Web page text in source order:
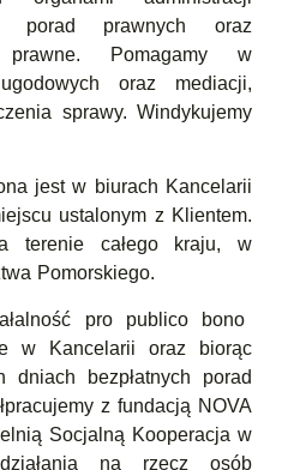
porad prawnych oraz
prawne. Pomagamy w
oraz mediacji,
sprawy. Windykujemy
jest w biurach Kancelarii
ustalonym z Klientem.
terenie całego kraju, w
Pomorskiego.
pro publico bono
w Kancelarii oraz biorąc
dniach bezpłatnych porad
z fundacją NOVA
Socjalną Kooperacja w
na rzecz osób